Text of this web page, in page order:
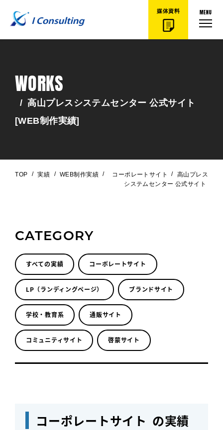
媒体資料 MENU
WORKS
/ 高山プレスシステムセンター 公式サイト
[WEB制作実績]
TOP / 実績 / WEB制作実績 / コーポレートサイト / 高山プレス
システムセンター 公式サイト
CATEGORY
すべての実績 コーポレートサイト
LP（ランディングページ） ブランドサイト
学校・教育系 通販サイト
コミュニティサイト 啓蒙サイト
コーポレートサイト の実績